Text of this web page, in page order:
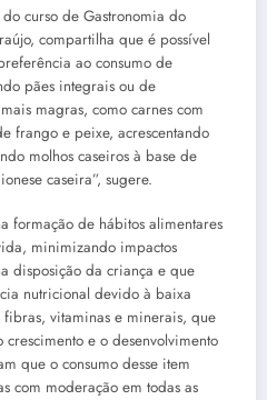
curso de Gastronomia do
compartilha que é possível
ao consumo de
pães integrais ou de
magras, como carnes com
frango e peixe, acrescentando
molhos caseiros à base de
caseira”, sugere.
formação de hábitos alimentares
minimizando impactos
disposição da criança e que
nutricional devido à baixa
vitaminas e minerais, que
crescimento e o desenvolvimento
que o consumo desse item
com moderação em todas as